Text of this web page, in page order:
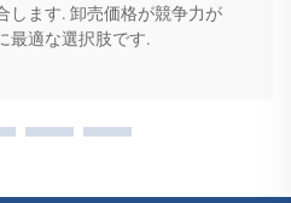
します. 卸売価格が競争力が
最適な選択肢です.